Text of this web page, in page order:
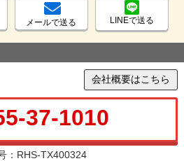
メールで送る LINEで送る
会社概要はこちら
37-1010
：RHS-TX400324